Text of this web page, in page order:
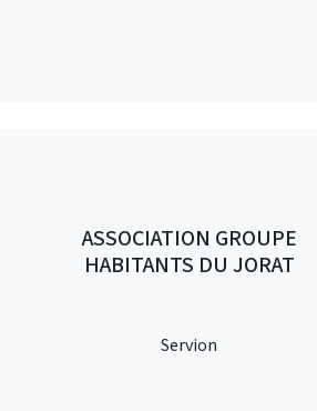
ASSOCIATION GROUPE
HABITANTS DU JORAT
Servion